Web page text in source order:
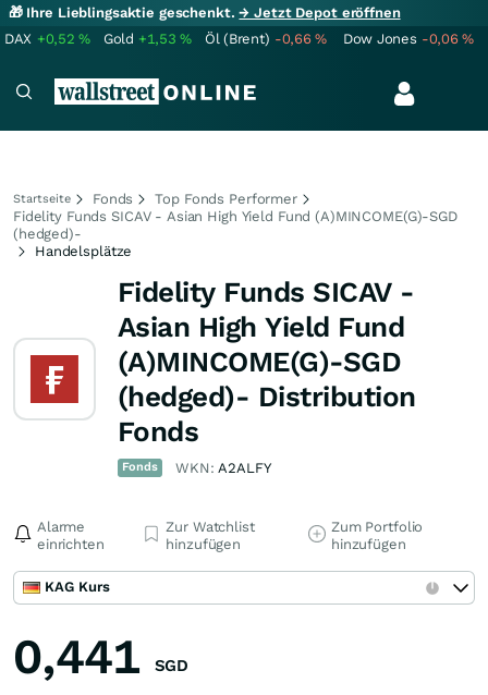
🎁 Ihre Lieblingsaktie geschenkt.→ Jetzt Depot eröffnen
DAX +0,52% Gold +1,53% Öl (Brent) -0,66% Dow Jones -0,06%
Startseite Fonds
Top Fonds Performer
Fidelity Funds SICAV - Asian High Yield Fund (A)MINCOME(G)-SGD
(hedged)-
Handelsplätze
Fidelity Funds SICAV -
Asian High Yield Fund
(A)MINCOME(G)-SGD
(hedged)- Distribution
Fonds
Fonds WKN:A2ALFY
Alarme
einrichten
Zur Watchlist
hinzufügen
Zum Portfolio
hinzufügen
KAG Kurs
0,441 SGD